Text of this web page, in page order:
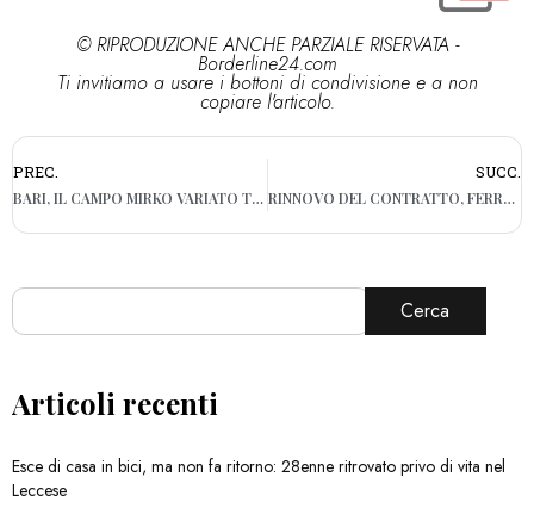
© RIPRODUZIONE ANCHE PARZIALE RISERVATA -
Borderline24.com
Ti invitiamo a usare i bottoni di condivisione e a non
copiare l'articolo.
PREC.
BARI, IL CAMPO MIRKO VARIATO TORNA OPERATIVO: OGGI L’INAUGURAZIONE
SUCC.
RINNOVO DEL CONTRATTO, FERROVIE VERSO LO SCIOPERO ANCHE IN PUGLIA
Cerca
Articoli recenti
Esce di casa in bici, ma non fa ritorno: 28enne ritrovato privo di vita nel
Leccese